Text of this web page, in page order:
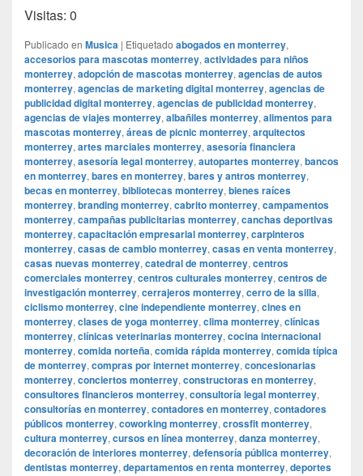
Visitas: 0
Publicado en Musica | Etiquetado abogados en monterrey,
accesorios para mascotas monterrey, actividades para niños
monterrey, adopción de mascotas monterrey, agencias de autos
monterrey, agencias de marketing digital monterrey, agencias de
publicidad digital monterrey, agencias de publicidad monterrey,
agencias de viajes monterrey, albañiles monterrey, alimentos para
mascotas monterrey, áreas de picnic monterrey, arquitectos
monterrey, artes marciales monterrey, asesoría financiera
monterrey, asesoría legal monterrey, autopartes monterrey, bancos
en monterrey, bares en monterrey, bares y antros monterrey,
becas en monterrey, bibliotecas monterrey, bienes raíces
monterrey, branding monterrey, cabrito monterrey, campamentos
monterrey, campañas publicitarias monterrey, canchas deportivas
monterrey, capacitación empresarial monterrey, carpinteros
monterrey, casas de cambio monterrey, casas en venta monterrey,
casas nuevas monterrey, catedral de monterrey, centros
comerciales monterrey, centros culturales monterrey, centros de
investigación monterrey, cerrajeros monterrey, cerro de la silla,
ciclismo monterrey, cine independiente monterrey, cines en
monterrey, clases de yoga monterrey, clima monterrey, clínicas
monterrey, clínicas veterinarias monterrey, cocina internacional
monterrey, comida norteña, comida rápida monterrey, comida típica
de monterrey, compras por internet monterrey, concesionarias
monterrey, conciertos monterrey, constructoras en monterrey,
consultores financieros monterrey, consultoría legal monterrey,
consultorías en monterrey, contadores en monterrey, contadores
públicos monterrey, coworking monterrey, crossfit monterrey,
cultura monterrey, cursos en línea monterrey, danza monterrey,
decoración de interiores monterrey, defensoría pública monterrey,
dentistas monterrey, departamentos en renta monterrey, deportes